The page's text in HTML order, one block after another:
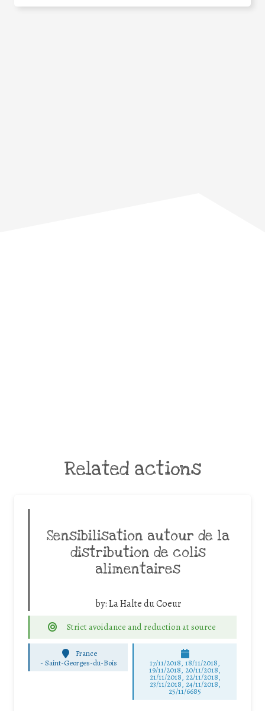
Related actions
Sensibilisation autour de la
distribution de colis
alimentaires
by:La Halte du Coeur
Strict avoidance and reduction at source
France
- Saint-Georges-du-Bois 17/11/2018, 18/11/2018,
19/11/2018, 20/11/2018,
21/11/2018, 22/11/2018,
23/11/2018, 24/11/2018,
25/11/6685